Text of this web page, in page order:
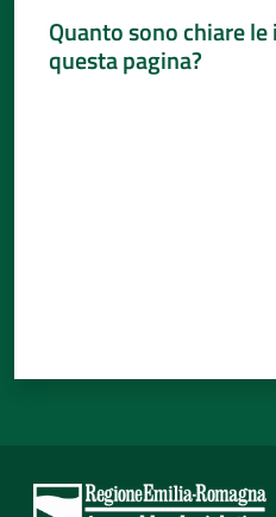
Quanto sono chiare
questa pagina?